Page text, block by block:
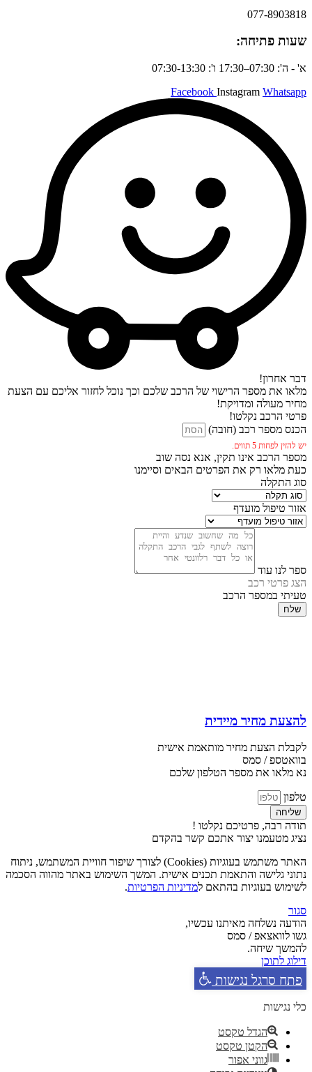
077-8903818
שעות פתיחה:
א' - ה': 07:30–17:30 ו': 07:30-13:30
Facebook Instagram Whatsapp
דבר אחרון!
מלאו את מספר הרישוי של הרכב שלכם וכך נוכל לחזור אליכם עם הצעת
מחיר מעולה ומדויקת!
פרטי הרכב נקלטו!
הכנס מספר רכב (חובה)
יש להזין לפחות 5 תווים.
מספר הרכב אינו תקין, אנא נסה שוב
כעת מלאו רק את הפרטים הבאים וסיימנו
סוג התקלה
אזור טיפול מועדף
ספר לנו עוד
הצג פרטי רכב
טעיתי במספר הרכב
שלח
להצעת מחיר מיידית
לקבלת הצעת מחיר מותאמת אישית
בוואטספ / סמס
נא מלאו את מספר הטלפון שלכם
טלפון
שליחה
תודה רבה, פרטיכם נקלטו !
נציג מטעמנו יצור אתכם קשר בהקדם
האתר משתמש בעוגיות (Cookies) לצורך שיפור חוויית המשתמש, ניתוח
נתוני גלישה והתאמת תכנים אישית. המשך השימוש באתר מהווה הסכמה
לשימוש בעוגיות בהתאם למדיניות הפרטיות.
סגור
הודעה נשלחה מאיתנו עכשיו,
גשו לוואצאפ / סמס
להמשך שיחה.
דילוג לתוכן
פתח סרגל נגישות
כלי נגישות
הגדל טקסט
הקטן טקסט
גווני אפור